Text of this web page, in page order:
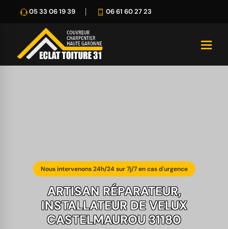
05 33 06 19 39 06 61 60 27 23
Nous intervenons 24h/24 sur 7j/7 en cas d'urgence
ARTISAN RÉPARATEUR,
INSTALLATEUR DE VELUX
CASTELMAUROU 31180